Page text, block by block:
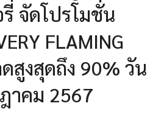
จัดโปรโมชั่น
FLAMING
ดสูงสุดถึง 90% วัน
าคม 2567